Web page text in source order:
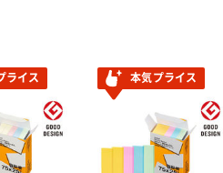
ライス 本気プライス